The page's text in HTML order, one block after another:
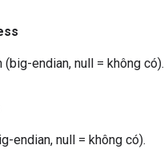
endian, null = không có).
endian, null = không có).